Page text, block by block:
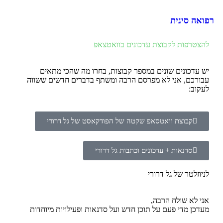
רפואה סינית
להצטרפות לקבוצת עדכונים בוואטצאפ
יש עדכונים שונים במספר קבוצות, בחרו מה שהכי מתאים
עבורכם, אני לא מפרסם הרבה ומשתף בדברים חדשים ששווה
לעקוב:
קבוצת וואטסאפ שקטה של הפודקאסט של גל דרורי
סדנאות + עדכונים וכתבות גל דרורי
לניוזלטר של גל דרורי
אני לא שולח הרבה,
מעדכן מדי פעם על תוכן חדש ועל סדנאות ופעילויות מיוחדות